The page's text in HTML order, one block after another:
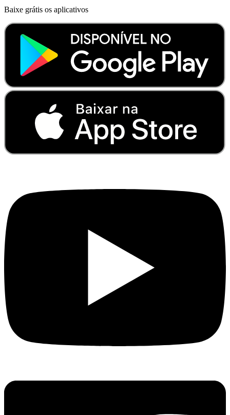
Baixe grátis os aplicativos